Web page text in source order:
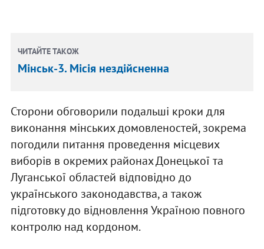
ЧИТАЙТЕ ТАКОЖ
Мінськ-3. Місія нездійсненна
Сторони обговорили подальші кроки для
виконання мінських домовленостей, зокрема
погодили питання проведення місцевих
виборів в окремих районах Донецької та
Луганської областей відповідно до
українського законодавства, а також
підготовку до відновлення Україною повного
контролю над кордоном.